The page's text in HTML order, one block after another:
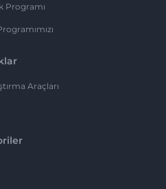
Programı
Araçları